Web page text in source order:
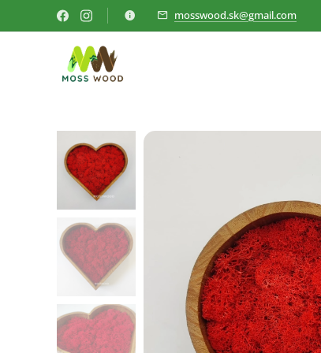
mosswood.sk@gmail.com